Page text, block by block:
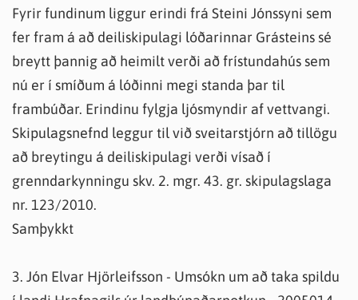
Fyrir fundinum liggur erindi frá Steini Jónssyni sem
fer fram á að deiliskipulagi lóðarinnar Grásteins sé
breytt þannig að heimilt verði að frístundahús sem
nú er í smíðum á lóðinni megi standa þar til
frambúðar. Erindinu fylgja ljósmyndir af vettvangi.
Skipulagsnefnd leggur til við sveitarstjórn að tillögu
að breytingu á deiliskipulagi verði vísað í
grenndarkynningu skv. 2. mgr. 43. gr. skipulagslaga
nr. 123/2010.
Samþykkt
3. Jón Elvar Hjörleifsson - Umsókn um að taka spildu